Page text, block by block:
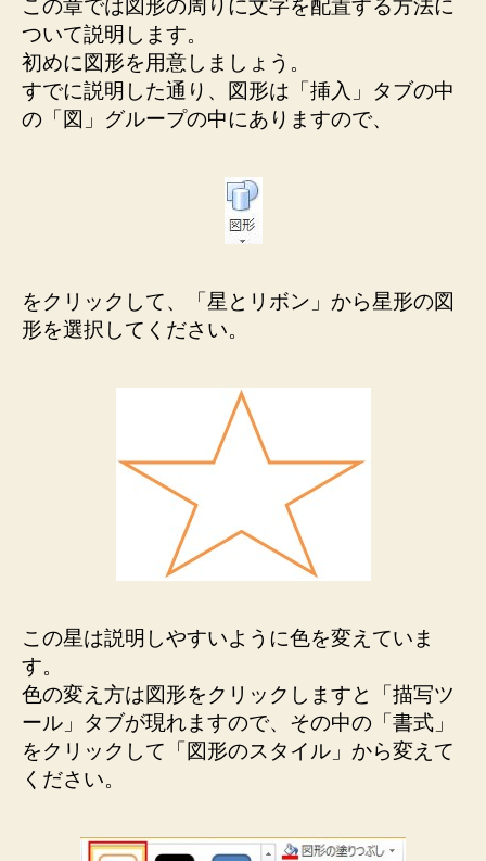
この章では図形の周りに文字を配置する方法に
ついて説明します。
初めに図形を用意しましょう。
すでに説明した通り、図形は「挿入」タブの中
の「図」グループの中にありますので、
をクリックして、「星とリボン」から星形の図
形を選択してください。
この星は説明しやすいように色を変えていま
す。
色の変え方は図形をクリックしますと「描写ツ
ール」タブが現れますので、その中の「書式」
をクリックして「図形のスタイル」から変えて
ください。